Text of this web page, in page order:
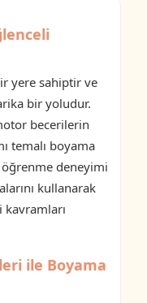
yere sahiptir ve
bir yoludur.
becerilerin
temalı boyama
deneyimi
kullanarak
kavramları
ile Boyama